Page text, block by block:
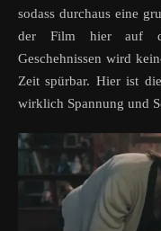
sodass durchaus eine
der Film hier auf
Geschehnissen wird
Zeit spürbar. Hier ist
wirklich Spannung und